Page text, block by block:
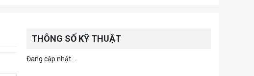
THÔNG SỐ KỸ THUẬT
Đang cập nhật...